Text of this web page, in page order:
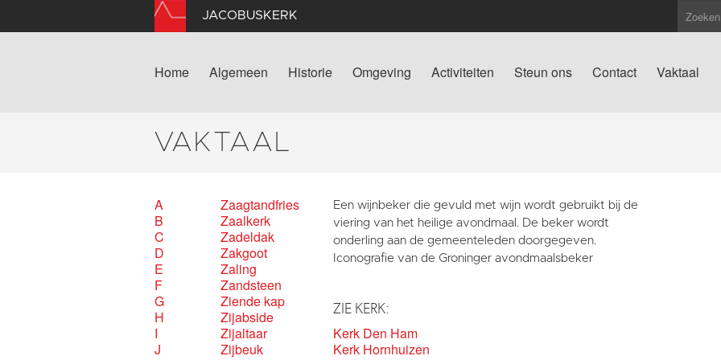
JACOBUSKERK
Home Algemeen Historie Omgeving Activiteiten Steun ons Contact Vaktaal
VAKTAAL
A
B
C
D
E
F
G
H
I
J
Zaagtandfries
Zaalkerk
Zadeldak
Zakgoot
Zaling
Zandsteen
Ziende kap
Zijabside
Zijaltaar
Zijbeuk
Een wijnbeker die gevuld met wijn wordt gebruikt bij de
viering van het heilige avondmaal. De beker wordt
onderling aan de gemeenteleden doorgegeven.
Iconografie van de Groninger avondmaalsbeker
ZIE KERK:
Kerk Den Ham
Kerk Hornhuizen